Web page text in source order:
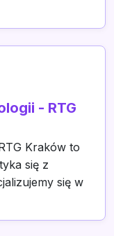
- RTG
Kraków to
się z
się w